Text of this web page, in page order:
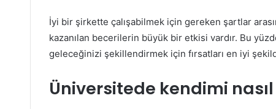
İyi bir şirkette çalışabilmek için gereken şartlar
kazanılan becerilerin büyük bir etkisi vardır. Bu
geleceğinizi şekillendirmek için fırsatları en iyi
Üniversitede kendimi